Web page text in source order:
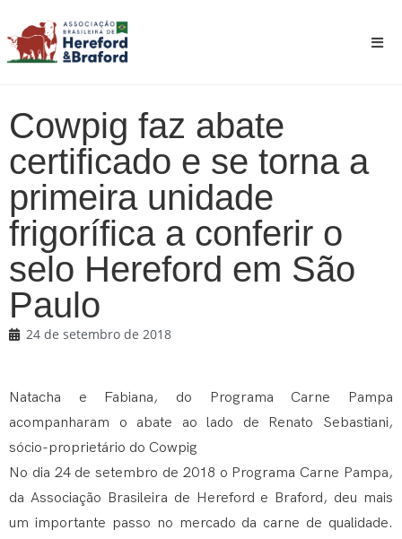
Cowpig faz abate
certificado e se torna a
primeira unidade
frigorífica a conferir o
selo Hereford em São
Paulo
24 de setembro de 2018
Natacha e Fabiana, do Programa Carne Pampa
acompanharam o abate ao lado de Renato Sebastiani,
sócio-proprietário do Cowpig
No dia 24 de setembro de 2018 o Programa Carne Pampa,
da Associação Brasileira de Hereford e Braford, deu mais
um importante passo no mercado da carne de qualidade.